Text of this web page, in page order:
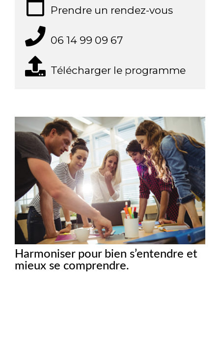
Prendre un rendez-vous
06 14 99 09 67
Télécharger le programme
Harmoniser pour bien s’entendre et
mieux se comprendre.